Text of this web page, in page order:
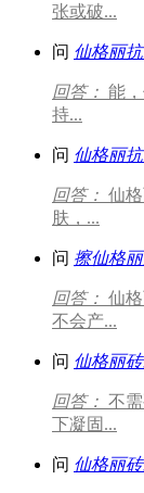
张或破...
问 仙格丽
回答： 能
持...
问 仙格丽
回答： 仙
肤，...
问 擦仙格
回答： 仙
不会产...
问 仙格丽
回答： 不
下凝固...
问 仙格丽